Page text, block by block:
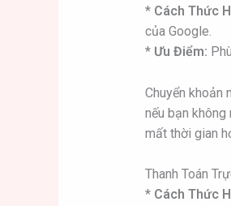
* Cách Thức
của Google.
* Ưu Điểm:
Chuyển khoản
nếu bạn không
mất thời gian
Thanh Toán
* Cách Thức